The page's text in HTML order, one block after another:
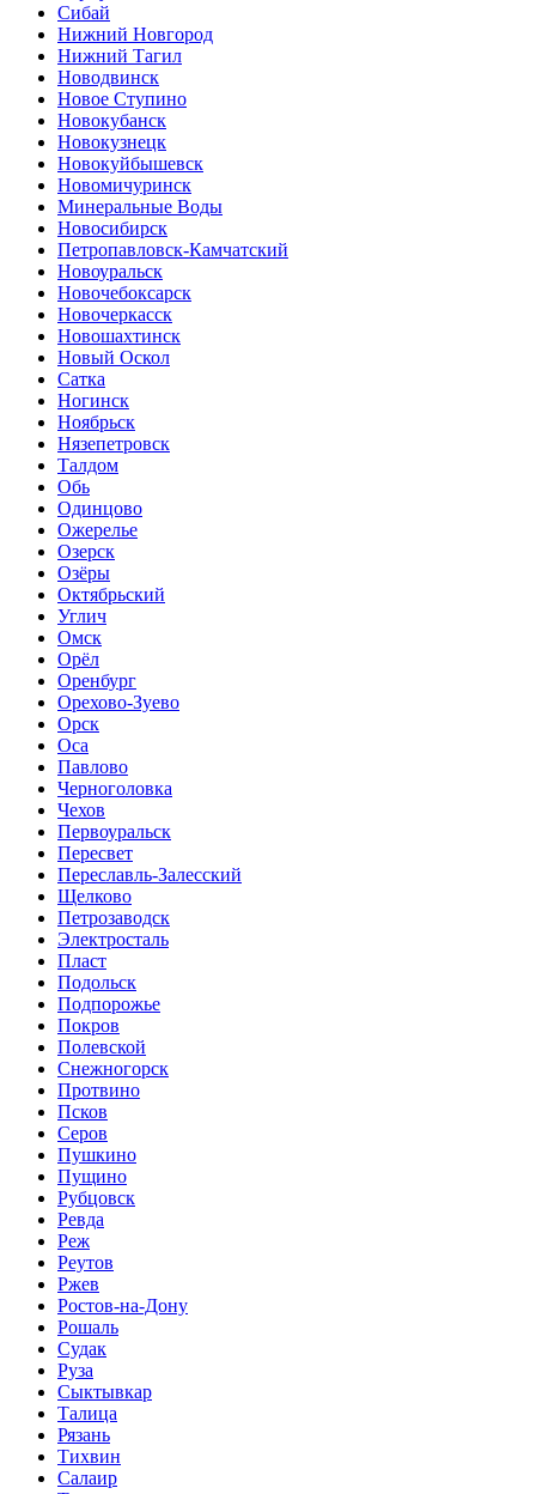
Сибай
Нижний Новгород
Нижний Тагил
Новодвинск
Новое Ступино
Новокубанск
Новокузнецк
Новокуйбышевск
Новомичуринск
Минеральные Воды
Новосибирск
Петропавловск-Камчатский
Новоуральск
Новочебоксарск
Новочеркасск
Новошахтинск
Новый Оскол
Сатка
Ногинск
Ноябрьск
Нязепетровск
Талдом
Обь
Одинцово
Ожерелье
Озерск
Озёры
Октябрьский
Углич
Омск
Орёл
Оренбург
Орехово-Зуево
Орск
Оса
Павлово
Черноголовка
Чехов
Первоуральск
Пересвет
Переславль-Залесский
Щелково
Петрозаводск
Электросталь
Пласт
Подольск
Подпорожье
Покров
Полевской
Снежногорск
Протвино
Псков
Серов
Пушкино
Пущино
Рубцовск
Ревда
Реж
Реутов
Ржев
Ростов-на-Дону
Рошаль
Судак
Руза
Сыктывкар
Талица
Рязань
Тихвин
Салаир